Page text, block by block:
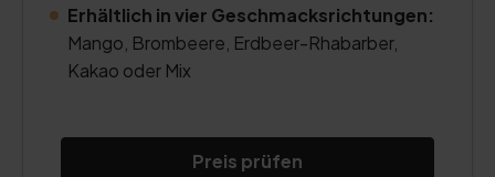
Erhältlich in vier Geschmacksrichtungen:
Mango, Brombeere, Erdbeer-Rhabarber,
Kakao oder Mix
Preis prüfen